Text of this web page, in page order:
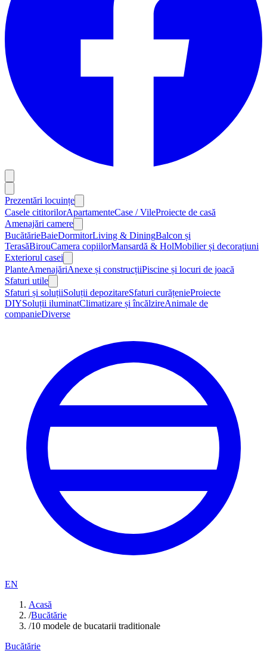
Prezentări locuințe
Casele cititorilorApartamenteCase / VileProiecte de casă
Amenajări camere
BucătărieBaieDormitorLiving & DiningBalcon și
TerasăBirouCamera copiilorMansardă & HolMobilier și decorațiuni
Exteriorul casei
PlanteAmenajăriAnexe și construcțiiPiscine și locuri de joacă
Sfaturi utile
Sfaturi și soluțiiSoluții depozitareSfaturi curățenieProiecte
DIYSoluții iluminatClimatizare și încălzireAnimale de
companieDiverse
EN
Acasă
/Bucătărie
/10 modele de bucatarii traditionale
Bucătărie